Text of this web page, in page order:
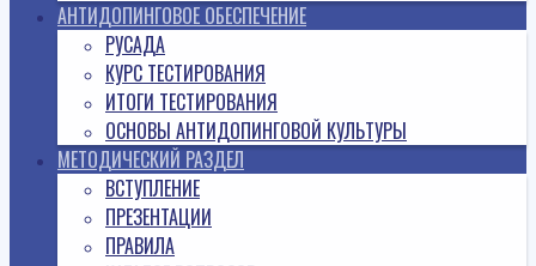
АНТИДОПИНГОВОЕ ОБЕСПЕЧЕНИЕ
РУСАДА
КУРС ТЕСТИРОВАНИЯ
ИТОГИ ТЕСТИРОВАНИЯ
ОСНОВЫ АНТИДОПИНГОВОЙ КУЛЬТУРЫ
МЕТОДИЧЕСКИЙ РАЗДЕЛ
ВСТУПЛЕНИЕ
ПРЕЗЕНТАЦИИ
ПРАВИЛА